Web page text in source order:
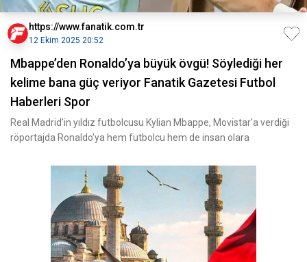
https://www.fanatik.com.tr
12 Ekim 2025 20:52
Mbappe’den Ronaldo’ya büyük övgü! Söylediği her
kelime bana güç veriyor Fanatik Gazetesi Futbol
Haberleri Spor
Real Madrid'in yıldız futbolcusu Kylian Mbappe, Movistar'a verdiği
röportajda Ronaldo'ya hem futbolcu hem de insan olara